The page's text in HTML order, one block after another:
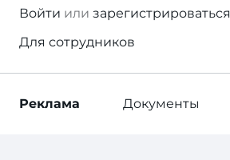
Войти или зарегистрироваться
Для сотрудников
Реклама Документы